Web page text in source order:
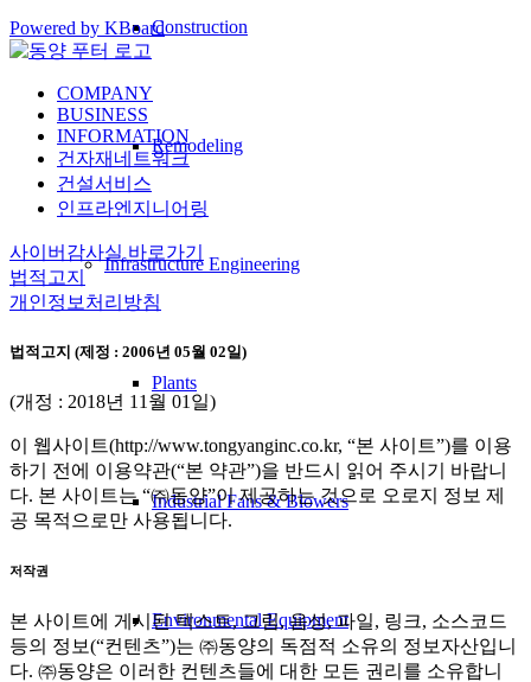
Construction
Remodeling
Infrastructure Engineering
Plants
Industrial Fans & Blowers
Environmental Equipment
Powered by KBoard
COMPANY
BUSINESS
INFORMATION
건자재네트워크
건설서비스
인프라엔지니어링
사이버감사실 바로가기
법적고지
개인정보처리방침
법적고지 (제정 : 2006년 05월 02일)
(개정 : 2018년 11월 01일)
이 웹사이트(http://www.tongyanginc.co.kr, “본 사이트”)를 이용
하기 전에 이용약관(“본 약관”)을 반드시 읽어 주시기 바랍니
다. 본 사이트는 “㈜동양”이 제공하는 것으로 오로지 정보 제
공 목적으로만 사용됩니다.
저작권
본 사이트에 게시된 텍스트, 그림, 음성, 파일, 링크, 소스코드
등의 정보(“컨텐츠”)는 ㈜동양의 독점적 소유의 정보자산입니
다. ㈜동양은 이러한 컨텐츠들에 대한 모든 권리를 소유합니